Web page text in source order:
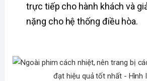
trực tiếp cho hành khách và
nặng cho hệ thống điều hòa.